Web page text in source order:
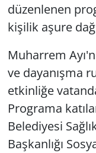
düzenlenen
kişilik aşure
Muharrem
ve dayanışma
etkinliğe
Programa
Belediyesi
Başkanlığı